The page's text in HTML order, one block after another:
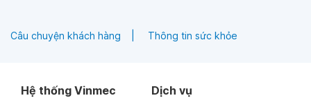
Câu chuyện khách hàng Thông tin sức khỏe
Hệ thống Vinmec Dịch vụ